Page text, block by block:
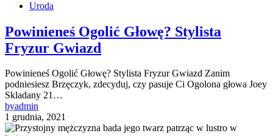
Uroda
Powinieneś Ogolić Głowę? Stylista
Fryzur Gwiazd
Powinieneś Ogolić Głowę? Stylista Fryzur Gwiazd Zanim
podniesiesz Brzęczyk, zdecyduj, czy pasuje Ci Ogolona głowa Joey
Skladany 21…
byadmin
1 grudnia, 2021